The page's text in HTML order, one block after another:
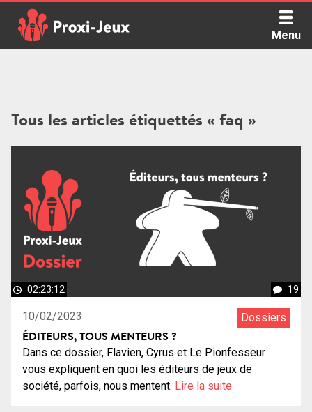
content
Menu
Tous les articles étiquettés « faq »
02:23:12 19
10/02/2023 Dossiers
ÉDITEURS, TOUS MENTEURS ?
Dans ce dossier, Flavien, Cyrus et Le Pionfesseur
vous expliquent en quoi les éditeurs de jeux de
société, parfois, nous mentent. Lire la suite